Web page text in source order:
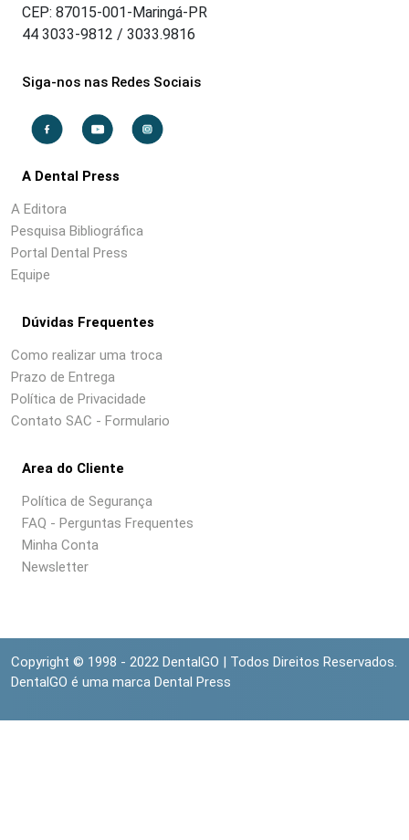
CEP: 87015-001-Maringá-PR
44 3033-9812 / 3033.9816
Siga-nos nas Redes Sociais
A Dental Press
A Editora
Pesquisa Bibliográfica
Portal Dental Press
Equipe
Dúvidas Frequentes
Como realizar uma troca
Prazo de Entrega
Política de Privacidade
Contato SAC - Formulario
Area do Cliente
Política de Segurança
FAQ - Perguntas Frequentes
Minha Conta
Newsletter
Copyright © 1998 - 2022 DentalGO | Todos Direitos Reservados.
DentalGO é uma marca Dental Press